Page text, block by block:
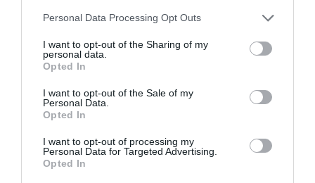
Personal Data Processing Opt Outs
I want to opt-out of the Sharing of my
personal data.
Opted In
I want to opt-out of the Sale of my
Personal Data.
Opted In
I want to opt-out of processing my
Personal Data for Targeted Advertising.
Opted In
Diario de la corrupción sanchista. Hazte
Oír se manifiesta delante de La Mareta:
“Pedro Sánchez es un criminal”
por Redacción
Artículos anteriores
Enormes minucias